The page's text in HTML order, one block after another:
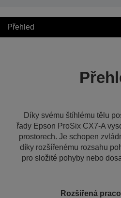
Přehled
Díky svému štíhlému tělu
řady Epson ProSix CX7-A
prostorech. Je schopen
díky rozšířenému rozsahu
pro složité pohyby nebo
Rozšířená